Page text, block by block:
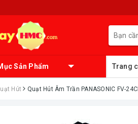
Sản Phẩm Trang
Hút Quạt Hút Âm Trần PANASONIC FV-